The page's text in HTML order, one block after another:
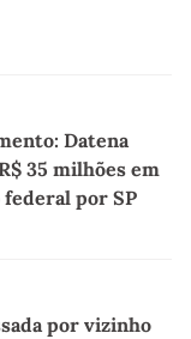
Datena
35 milhões em
por SP
por vizinho